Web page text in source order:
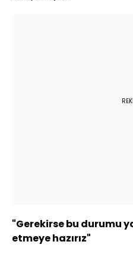
"Gerekirse bu durumu
etmeye hazırız"